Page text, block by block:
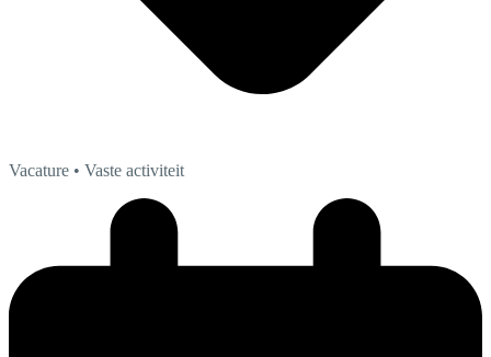
Vacature • Vaste activiteit